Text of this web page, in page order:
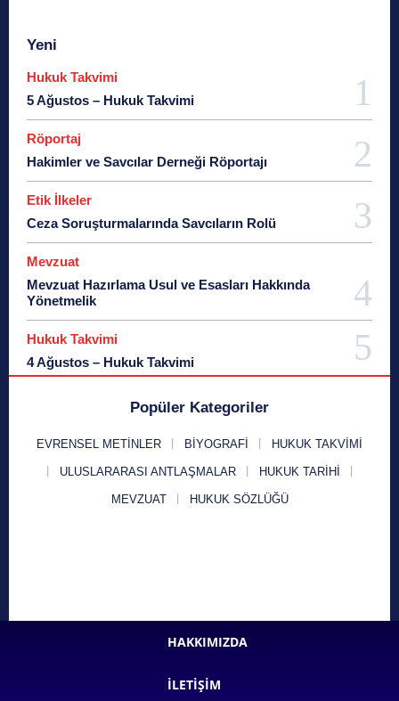
Yeni
Hukuk Takvimi
5 Ağustos – Hukuk Takvimi
Röportaj
Hakimler ve Savcılar Derneği Röportajı
Etik İlkeler
Ceza Soruşturmalarında Savcıların Rolü
Mevzuat
Mevzuat Hazırlama Usul ve Esasları Hakkında
Yönetmelik
Hukuk Takvimi
4 Ağustos – Hukuk Takvimi
Popüler Kategoriler
EVRENSEL METINLER BIYOGRAFI HUKUK TAKVIMI
ULUSLARARASI ANTLAŞMALAR HUKUK TARIHI
MEVZUAT HUKUK SÖZLÜĞÜ
HAKKIMIZDA
İLETIŞIM